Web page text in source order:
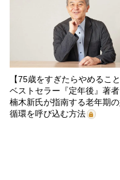
【75歳をすぎたらやめること
ベストセラー『定年後』著者
楠木新氏が指南する老年期
循環を呼び込む方法